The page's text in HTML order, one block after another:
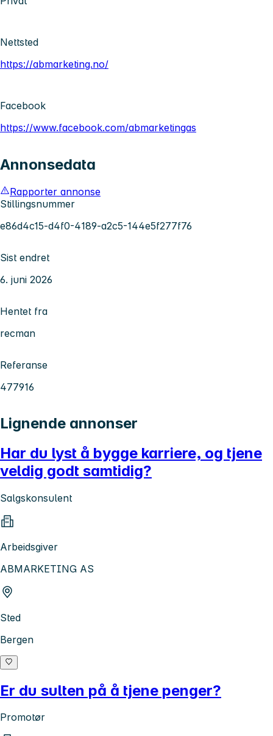
Nettsted
https://abmarketing.no/
Facebook
https://www.facebook.com/abmarketingas
Annonsedata
Rapporter annonse
Stillingsnummer
e86d4c15-d4f0-4189-a2c5-144e5f277f76
Sist endret
6. juni 2026
Hentet fra
recman
Referanse
477916
Lignende annonser
Har du lyst å bygge karriere, og tjene
veldig godt samtidig?
Salgskonsulent
Arbeidsgiver
ABMARKETING AS
Sted
Bergen
Er du sulten på å tjene penger?
Promotør